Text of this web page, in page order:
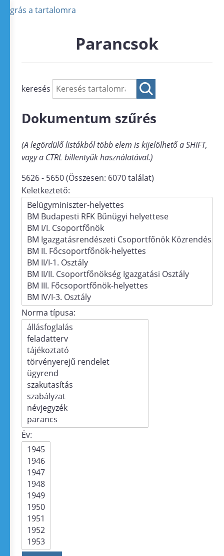
Ugrás a tartalomra
Parancsok
keresés
Dokumentum szűrés
(A legördülő listákból több elem is kijelölhető a SHIFT,
vagy a CTRL billentyűk használatával.)
5626 - 5650 (Összesen: 6070 találat)
Keletkeztető:
Norma típusa:
Év: